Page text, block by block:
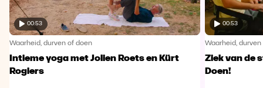
00:53
Waarheid, durven of doen
Intieme yoga met Jolien Roets en Kürt
Rogiers
00:53
Waarheid,
Ziek van de
Doen!